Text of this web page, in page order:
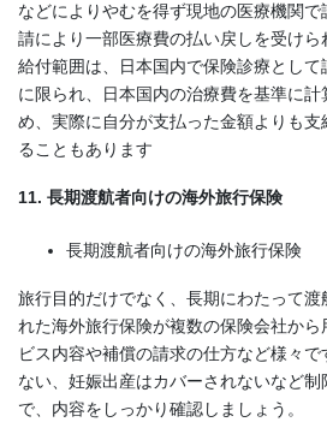
などによりやむを得ず現地の医療機関
請により一部医療費の払い戻しを受け
給付範囲は、日本国内で保険診療とし
に限られ、日本国内の治療費を基準に
め、実際に自分が支払った金額よりも
ることもあります
11. 長期渡航者向けの海外旅行保険
長期渡航者向けの海外旅行保険
旅行目的だけでなく、長期にわたって渡
れた海外旅行保険が複数の保険会社か
ビス内容や補償の請求の仕方など様々
ない、妊娠出産はカバーされないなど
で、内容をしっかり確認しましょう。